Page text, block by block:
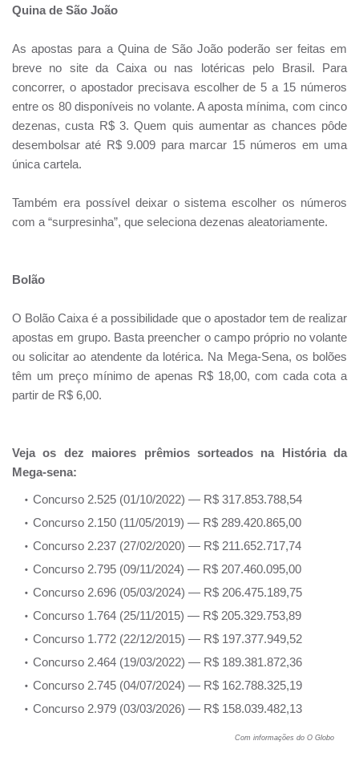
Quina de São João
As apostas para a Quina de São João poderão ser feitas em
breve no site da Caixa ou nas lotéricas pelo Brasil. Para
concorrer, o apostador precisava escolher de 5 a 15 números
entre os 80 disponíveis no volante. A aposta mínima, com cinco
dezenas, custa R$ 3. Quem quis aumentar as chances pôde
desembolsar até R$ 9.009 para marcar 15 números em uma
única cartela.
Também era possível deixar o sistema escolher os números
com a “surpresinha”, que seleciona dezenas aleatoriamente.
Bolão
O Bolão Caixa é a possibilidade que o apostador tem de realizar
apostas em grupo. Basta preencher o campo próprio no volante
ou solicitar ao atendente da lotérica. Na Mega-Sena, os bolões
têm um preço mínimo de apenas R$ 18,00, com cada cota a
partir de R$ 6,00.
Veja os dez maiores prêmios sorteados na História da
Mega-sena:
Concurso 2.525 (01/10/2022) — R$ 317.853.788,54
Concurso 2.150 (11/05/2019) — R$ 289.420.865,00
Concurso 2.237 (27/02/2020) — R$ 211.652.717,74
Concurso 2.795 (09/11/2024) — R$ 207.460.095,00
Concurso 2.696 (05/03/2024) — R$ 206.475.189,75
Concurso 1.764 (25/11/2015) — R$ 205.329.753,89
Concurso 1.772 (22/12/2015) — R$ 197.377.949,52
Concurso 2.464 (19/03/2022) — R$ 189.381.872,36
Concurso 2.745 (04/07/2024) — R$ 162.788.325,19
Concurso 2.979 (03/03/2026) — R$ 158.039.482,13
Com informações do O Globo